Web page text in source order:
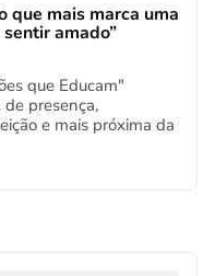
que mais marca uma
amado”
que Educam"
presença,
e mais próxima da